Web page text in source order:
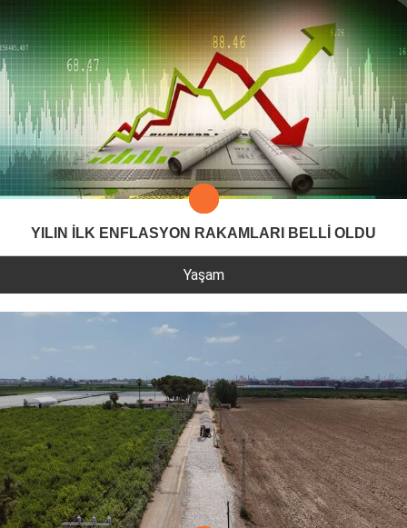
YILIN İLK ENFLASYON RAKAMLARI BELLİ OLDU
Yaşam